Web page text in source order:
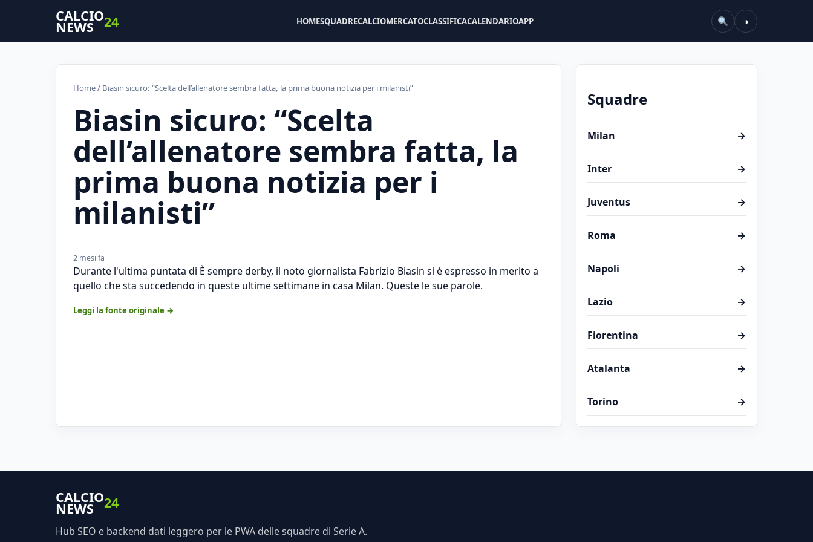
CALCIO
NEWS 24 HOMESQUADRECALCIOMERCATOCLASSIFICACALENDARIOAPP ◑
Home/ Biasin sicuro: “Scelta dell’allenatore sembra fatta, la prima buona notizia per i milanisti”
Biasin sicuro: “Scelta
dell’allenatore sembra fatta, la
prima buona notizia per i
milanisti”
2 mesi fa
Durante l'ultima puntata di È sempre derby, il noto giornalista Fabrizio Biasin si è espresso in merito a
quello che sta succedendo in queste ultime settimane in casa Milan. Queste le sue parole.
Leggi la fonte originale →
Squadre
Milan →
Inter →
Juventus →
Roma →
Napoli →
Lazio →
Fiorentina →
Atalanta →
Torino →
CALCIO
NEWS 24
Hub SEO e backend dati leggero per le PWA delle squadre di Serie A.